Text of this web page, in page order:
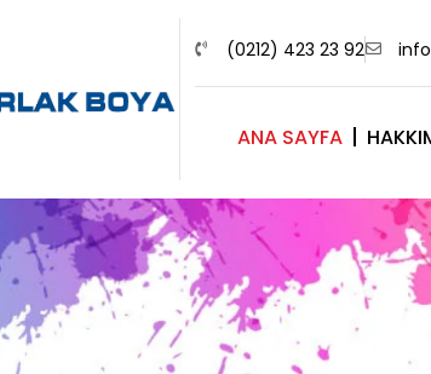
(0212) 423 23 92
ANA SAYFA